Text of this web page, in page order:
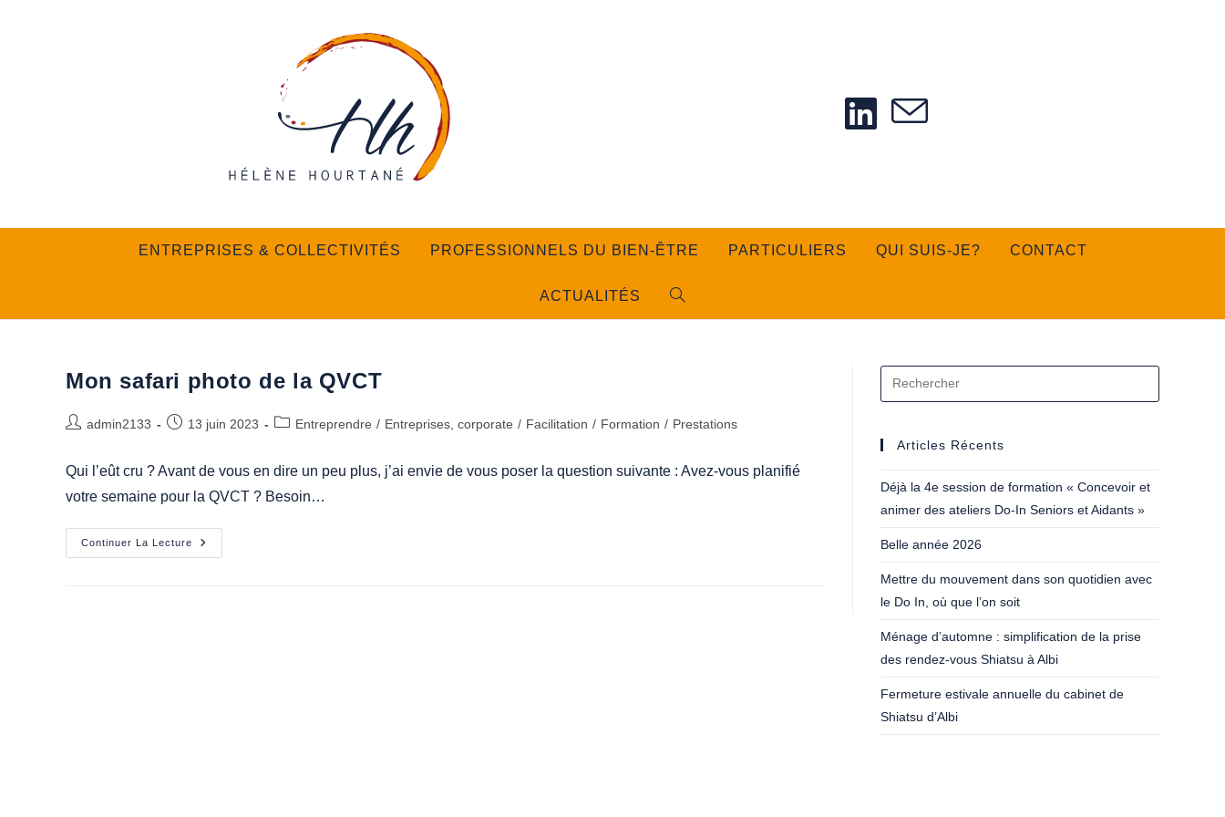
ENTREPRISES & COLLECTIVITÉS PROFESSIONNELS DU BIEN-ÊTRE PARTICULIERS QUI SUIS-JE? CONTACT
ACTUALITÉS TOGGLE
Mon safari photo de la QVCT
Auteur/autrice
publication :
admin2133
Publication
13 juin 2023
PostEntreprendre / Entreprises, corporate / Facilitation / Formation / Prestations
Qui l’eût cru ? Avant de vous en dire un peu plus, j’ai envie de vous poser la question suivante : Avez-vous planifié
votre semaine pour la QVCT ? Besoin…
Continuer La Lecture
Mon
Safari
Articles Récents
Déjà la 4e session de formation « Concevoir et
animer des ateliers Do-In Seniors et Aidants »
Belle année 2026
Mettre du mouvement dans son quotidien avec
le Do In, où que l’on soit
Ménage d’automne : simplification de la prise
des rendez-vous Shiatsu à Albi
Fermeture estivale annuelle du cabinet de
Shiatsu d’Albi